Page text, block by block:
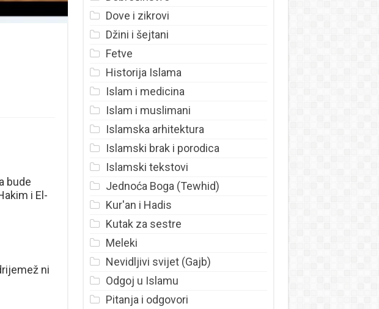
bude
i El-
ni
Dove i zikrovi
Džini i šejtani
Fetve
Historija Islama
Islam i medicina
Islam i muslimani
Islamska arhitektura
Islamski brak i porodica
Islamski tekstovi
Jednoća Boga (Tewhid)
Kur'an i Hadis
Kutak za sestre
Meleki
Nevidljivi svijet (Gajb)
Odgoj u Islamu
Pitanja i odgovori